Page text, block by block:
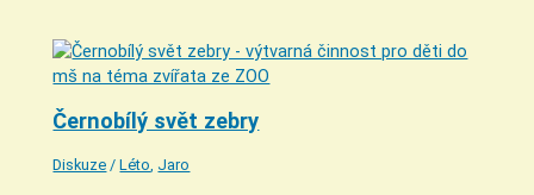
Černobílý svět zebry
Diskuze /Léto, Jaro